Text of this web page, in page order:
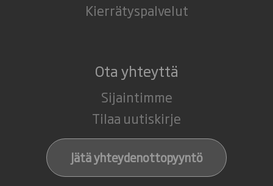
Kierrätyspalvelut
Ota yhteyttä
Sijaintimme
Tilaa uutiskirje
Jätä yhteydenottopyyntö